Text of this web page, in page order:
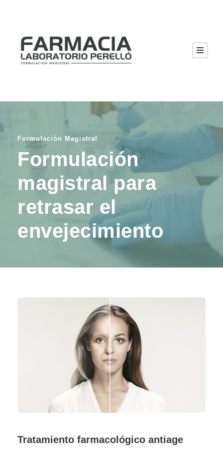
Formulación Magistral
Formulación
magistral para
retrasar el
envejecimiento
Tratamiento farmacológico antiage